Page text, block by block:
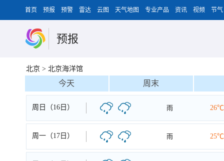
首页 预报 预警 雷达 云图 天气地图 专业产品 资讯 视频 节气
预报
北京 > 北京海洋馆
今天 周末
周日（16日） 雨 26℃
周一（17日） 雨 25℃